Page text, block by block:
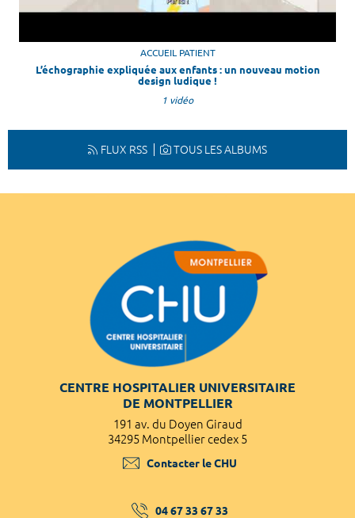
ACCUEIL PATIENT
L’échographie expliquée aux enfants : un nouveau motion
design ludique !
1 vidéo
FLUX RSS TOUS LES ALBUMS
CENTRE HOSPITALIER UNIVERSITAIRE
DE MONTPELLIER
191 av. du Doyen Giraud
34295 Montpellier cedex 5
Contacter le CHU
04 67 33 67 33